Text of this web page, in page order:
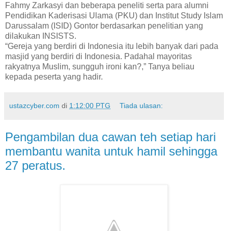
Fahmy Zarkasyi dan beberapa peneliti serta para alumni
Pendidikan Kaderisasi Ulama (PKU) dan Institut Study Islam
Darussalam (ISID) Gontor berdasarkan penelitian yang
dilakukan INSISTS.
“Gereja yang berdiri di Indonesia itu lebih banyak dari pada
masjid yang berdiri di Indonesia. Padahal mayoritas
rakyatnya Muslim, sungguh ironi kan?,” Tanya beliau
kepada peserta yang hadir.
ustazcyber.com di 1:12:00 PTG Tiada ulasan:
Pengambilan dua cawan teh setiap hari
membantu wanita untuk hamil sehingga
27 peratus.